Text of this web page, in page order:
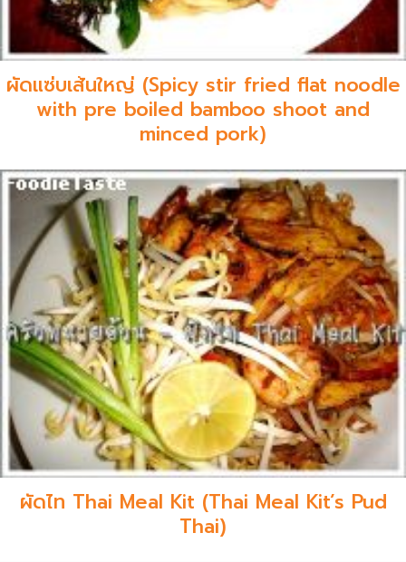
ผัดแซ่บเส้นใหญ่ (Spicy stir fried flat noodle
with pre boiled bamboo shoot and
minced pork)
ผัดไท Thai Meal Kit (Thai Meal Kit’s Pud
Thai)